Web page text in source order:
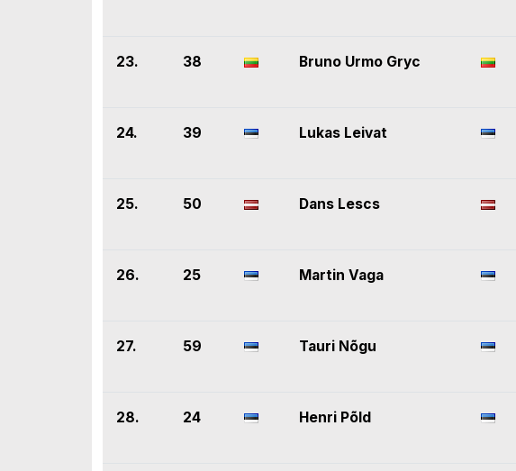
23. 38 Bruno Urmo Gryc
24. 39 Lukas Leivat
25. 50 Dans Lescs
26. 25 Martin Vaga
27. 59 Tauri Nõgu
28. 24 Henri Põld